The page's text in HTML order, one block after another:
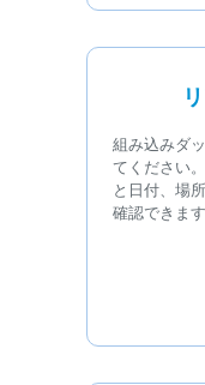
組み込みダ
てください
と日付、場
確認できま